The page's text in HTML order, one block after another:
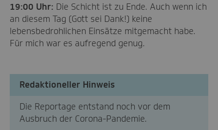
19:00 Uhr: Die Schicht ist zu Ende. Auch wenn ich
an diesem Tag (Gott sei Dank!) keine
lebensbedrohlichen Einsätze mitgemacht habe.
Für mich war es aufregend genug.
Redaktioneller Hinweis
Die Reportage entstand noch vor dem
Ausbruch der Corona-Pandemie.